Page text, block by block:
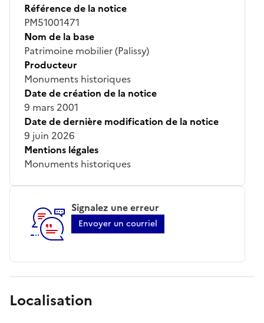
Référence de la notice
PM51001471
Nom de la base
Patrimoine mobilier (Palissy)
Producteur
Monuments historiques
Date de création de la notice
9 mars 2001
Date de dernière modification de la notice
9 juin 2026
Mentions légales
Monuments historiques
Signalez une erreur
Envoyer un courriel
Localisation